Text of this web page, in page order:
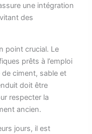
une intégration
des
point crucial. Le
prêts à l’emploi
ciment, sable et
doit être
respecter la
ancien.
jours, il est